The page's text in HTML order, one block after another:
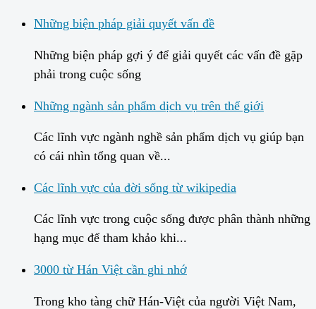
Những biện pháp giải quyết vấn đề
Những biện pháp gợi ý để giải quyết các vấn đề gặp
phải trong cuộc sống
Những ngành sản phẩm dịch vụ trên thế giới
Các lĩnh vực ngành nghề sản phẩm dịch vụ giúp bạn
có cái nhìn tổng quan về...
Các lĩnh vực của đời sống từ wikipedia
Các lĩnh vực trong cuộc sống được phân thành những
hạng mục để tham khảo khi...
3000 từ Hán Việt cần ghi nhớ
Trong kho tàng chữ Hán-Việt của người Việt Nam,